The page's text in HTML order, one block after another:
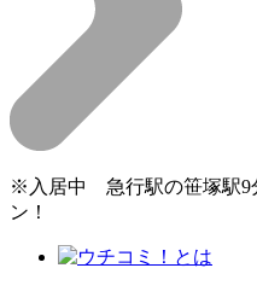
※入居中 急行駅の笹塚駅9
ン！